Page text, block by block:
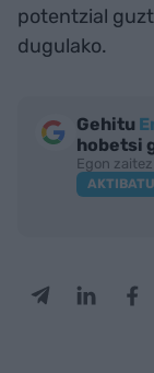
potentzial
dugulako.
Gehitu
hobetsi
Egon